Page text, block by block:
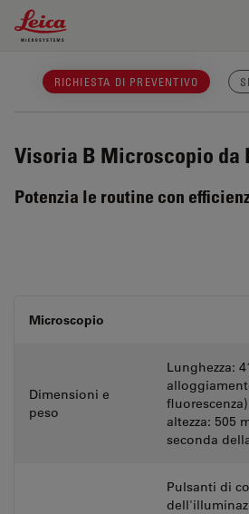
Leica Microsystems Logo
RICHIESTA DI PREVENTIVO
Visoria B Microscopio da
Potenzia le routine con
Microscopio
Dimensioni e
peso
Lunghezza:
altezza: 505
seconda
Pulsanti di